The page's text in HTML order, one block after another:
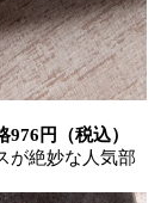
976円（税込）
が絶妙な人気部